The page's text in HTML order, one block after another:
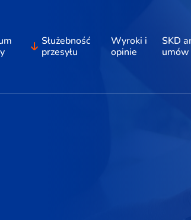
Służebność
przesyłu
Wyroki i
opinie
SKD
umów